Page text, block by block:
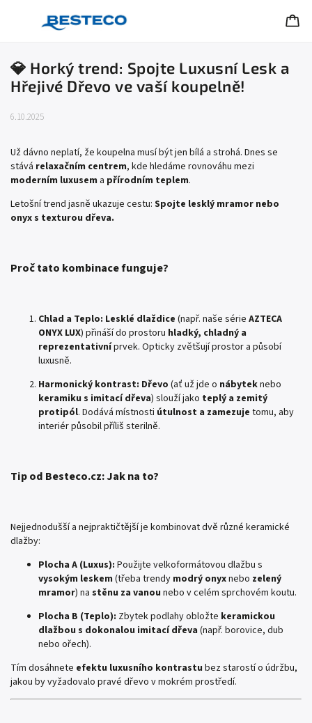
💎 Horký trend: Spojte Luxusní Lesk a
Hřejivé Dřevo ve vaší koupelně!
6.10.2025
Už dávno neplatí, že koupelna musí být jen bílá a strohá. Dnes se
stává relaxačním centrem, kde hledáme rovnováhu mezi
moderním luxusem a přírodním teplem.
Letošní trend jasně ukazuje cestu: Spojte lesklý mramor nebo
onyx s texturou dřeva.
Proč tato kombinace funguje?
Chlad a Teplo: Lesklé dlaždice (např. naše série AZTECA
ONYX LUX) přináší do prostoru hladký, chladný a
reprezentativníprvek. Opticky zvětšují prostor a působí
luxusně.
Harmonický kontrast: Dřevo (ať už jde o nábyteknebo
keramiku s imitací dřeva) slouží jako teplý a zemitý
protipól. Dodává místnosti útulnost a zamezuje tomu, aby
interiér působil příliš sterilně.
Tip od Besteco.cz: Jak na to?
Nejjednodušší a nejpraktičtější je kombinovat dvě různé keramické
dlažby:
Plocha A (Luxus): Použijte velkoformátovou dlažbu s
vysokým leskem (třeba trendy modrý onyxnebo zelený
mramor) na stěnu za vanou nebo v celém sprchovém koutu.
Plocha B (Teplo): Zbytek podlahy obložte keramickou
dlažbou s dokonalou imitací dřeva (např. borovice, dub
nebo ořech).
Tím dosáhnete efektu luxusního kontrastu bez starostí o údržbu,
jakou by vyžadovalo pravé dřevo v mokrém prostředí.